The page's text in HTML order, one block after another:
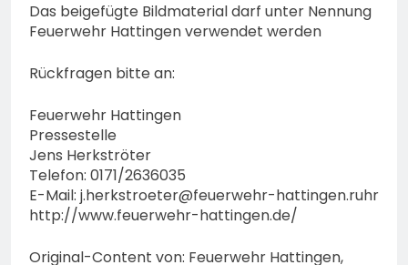
Das beigefügte Bildmaterial darf unter Nennung
Feuerwehr Hattingen verwendet werden
Rückfragen bitte an:
Feuerwehr Hattingen
Pressestelle
Jens Herkströter
Telefon: 0171/2636035
E-Mail: j.herkstroeter@feuerwehr-hattingen.ruhr
http://www.feuerwehr-hattingen.de/
Original-Content von: Feuerwehr Hattingen,